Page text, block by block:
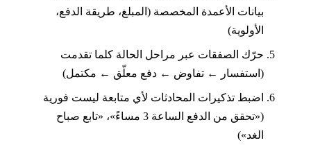
بيانات الأعمدة المخصصة (المبلغ، طريقة الدفع،
الأولوية)
حرّك الصفقات عبر مراحل الحالة كلما تقدمت
(استفسار ← تفاوض ← دفع معلّق ← مكتمل)
اضبط تذكيرات المحادثات لأي متابعة ليست فورية
(«تحقق من الدفع الساعة 3 مساءً»، «تابع صباح
الغد»)